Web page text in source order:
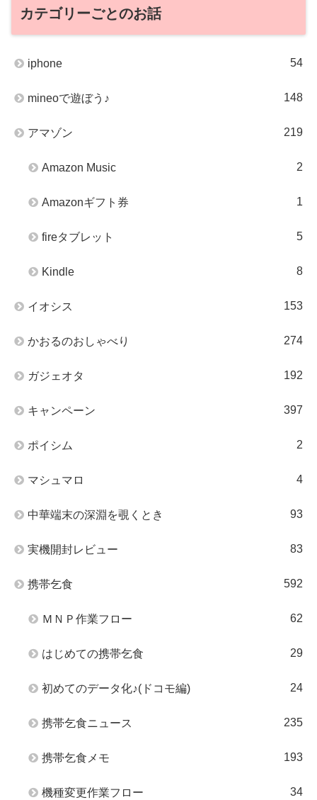
カテゴリーごとのお話
iphone 54
mineoで遊ぼう♪ 148
アマゾン 219
Amazon Music 2
Amazonギフト券 1
fireタブレット 5
Kindle 8
イオシス 153
かおるのおしゃべり 274
ガジェオタ 192
キャンペーン 397
ポイシム 2
マシュマロ 4
中華端末の深淵を覗くとき 93
実機開封レビュー 83
携帯乞食 592
ＭＮＰ作業フロー 62
はじめての携帯乞食 29
初めてのデータ化♪(ドコモ編) 24
携帯乞食ニュース 235
携帯乞食メモ 193
機種変更作業フロー 34